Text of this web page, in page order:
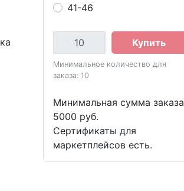
41-46
Купить
Минимальное количество для
заказа: 10
Минимальная сумма заказа
5000 руб.
Сертификаты для
маркетплейсов есть.